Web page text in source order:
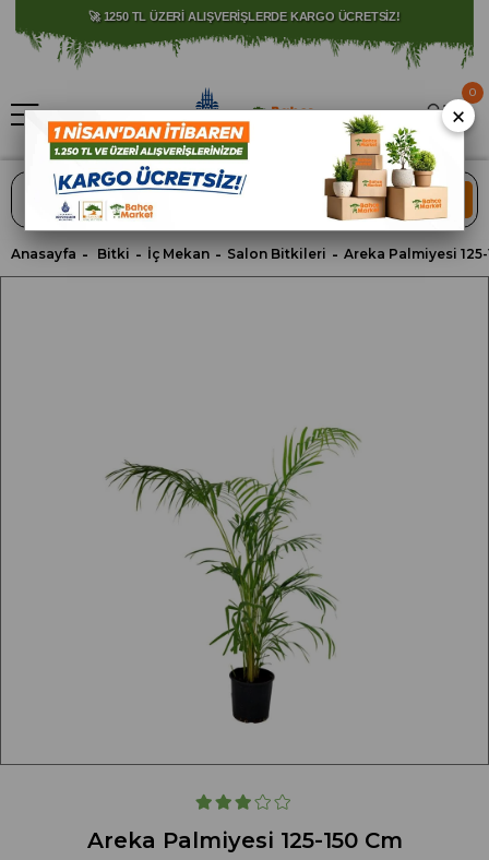
🚀 1250 TL ÜZERİ ALIŞVERİŞLERDE KARGO ÜCRETSİZ!
ARA
0
Anasayfa Bitki İç Mekan Salon Bitkileri
Areka Palmiyesi 125-150 Cm
×